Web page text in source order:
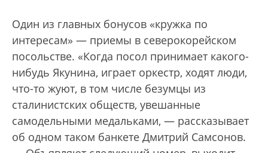
Один из главных бонусов «кружка по
интересам» — приемы в северокорейском
посольстве. «Когда посол принимает какого-
нибудь Якунина, играет оркестр, ходят люди,
что-то жуют, в том числе безумцы из
сталинистских обществ, увешанные
самодельными медальками, — рассказывает
об одном таком банкете Дмитрий Самсонов.